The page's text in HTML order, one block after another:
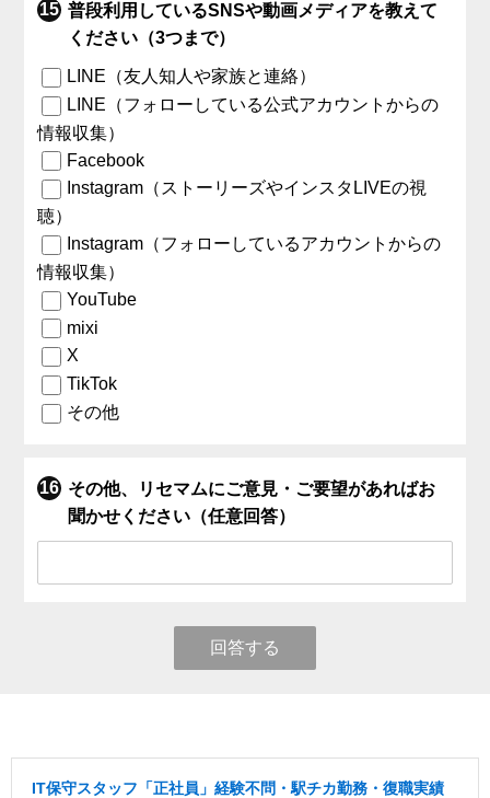
普段利用しているSNSや動画メディアを教えて
ください（3つまで）
LINE（友人知人や家族と連絡）
LINE（フォローしている公式アカウントからの
情報収集）
Facebook
Instagram（ストーリーズやインスタLIVEの視
聴）
Instagram（フォローしているアカウントからの
情報収集）
YouTube
mixi
X
TikTok
その他
その他、リセマムにご意見・ご要望があればお
聞かせください（任意回答）
回答する
IT保守スタッフ「正社員」経験不問・駅チカ勤務・復職実績